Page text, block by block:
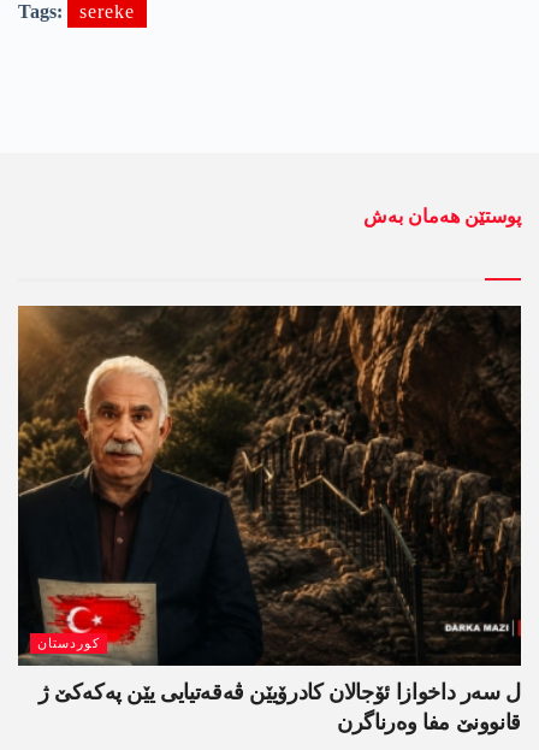
Tags: sereke
پوستێن ھەمان بەش
کوردستان
ل سەر داخوازا ئۆجالان کادرۆیێن ڤەقەتیایی یێن پەکەکێ ژ
قانوونێ مفا وەرناگرن